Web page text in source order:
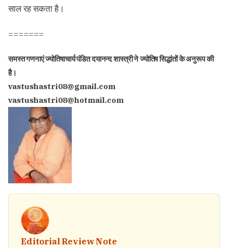
साल रह सकता है।
=======
समस्त गणनाएं ज्योतिषाचार्यपंडित दयानन्द शास्त्री ने ज्योतिष सिद्धांतों के अनुरूप की
है।
vastushastri08@gmail.com
vastushastri08@hotmail.com
Editorial Review Note